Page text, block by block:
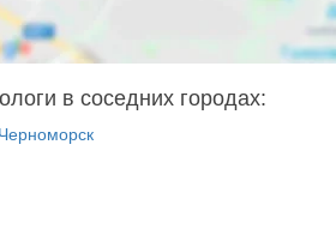
в соседних городах: